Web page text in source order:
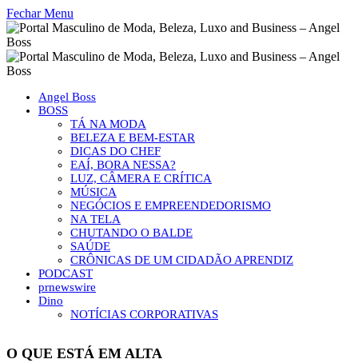
Fechar Menu
Angel Boss
BOSS
TÁ NA MODA
BELEZA E BEM-ESTAR
DICAS DO CHEF
EAÍ, BORA NESSA?
LUZ, CÂMERA E CRÍTICA
MÚSICA
NEGÓCIOS E EMPREENDEDORISMO
NA TELA
CHUTANDO O BALDE
SAÚDE
CRÔNICAS DE UM CIDADÃO APRENDIZ
PODCAST
prnewswire
Dino
NOTÍCIAS CORPORATIVAS
O QUE ESTÁ EM ALTA